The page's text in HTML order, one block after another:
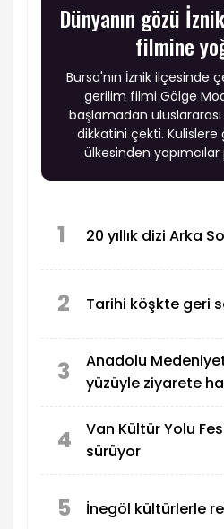
Dünyanın gözü
filmine
‎Bursa'nın İznik ilçesinde
gerilim filmi Gölge
başlamadan
dikkatini çekti.
ülkesinden
1 20 yıllık dizi Arka
2 Tarihi köşkte geri
3
Anadolu
yüzüyle ziyarete
4
Van Kültür Yolu
sürüyor
5 İnegöl kültürlerle